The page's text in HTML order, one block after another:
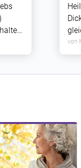
von